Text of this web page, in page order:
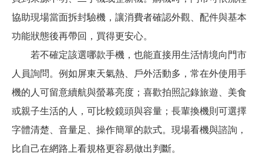
協助現場當面拆封驗機，讓消費者確認外觀、配件與基本
功能狀態後再帶回，買得更安心。
若不確定該選哪款手機，也能直接用生活情境向門市
人員詢問。例如屏東天氣熱、戶外活動多，常在外使用手
機的人可留意續航與螢幕亮度；喜歡拍照記錄旅遊、美食
或親子生活的人，可比較鏡頭與容量；長輩換機則可選擇
字體清楚、音量足、操作簡單的款式。現場看機與諮詢，
比自己在網路上看規格更容易做出判斷。